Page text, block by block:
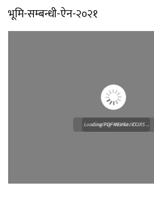
भूमि-सम्बन्धी-ऐन-२०२१
Loading WEBGL 3D ...
Loading PDF Worker CORS ...